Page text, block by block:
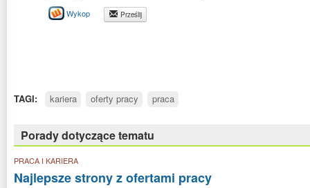
Wykop Prześlij
TAGI: kariera oferty pracy praca
Porady dotyczące tematu
PRACA I KARIERA
Najlepsze strony z ofertami pracy